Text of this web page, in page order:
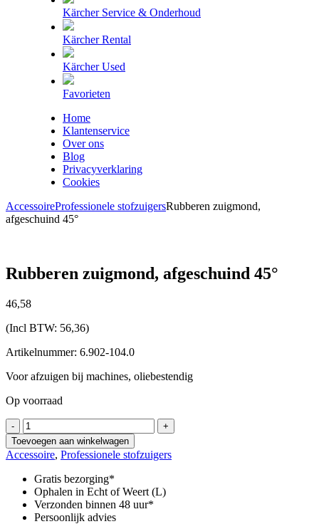
Kärcher Service & Onderhoud
Kärcher Rental
Kärcher Used
Favorieten
Home
Klantenservice
Over ons
Blog
Privacyverklaring
Cookies
AccessoireProfessionele stofzuigersRubberen zuigmond,
afgeschuind 45°
Rubberen zuigmond, afgeschuind 45°
46,58
(Incl BTW: 56,36)
Artikelnummer: 6.902-104.0
Voor afzuigen bij machines, oliebestendig
Op voorraad
-
Rubberen
zuigmond,
afgeschuind
45°
aantal
+
Toevoegen aan winkelwagen
Accessoire, Professionele stofzuigers
Gratis bezorging*
Ophalen in Echt of Weert (L)
Verzonden binnen 48 uur*
Persoonlijk advies